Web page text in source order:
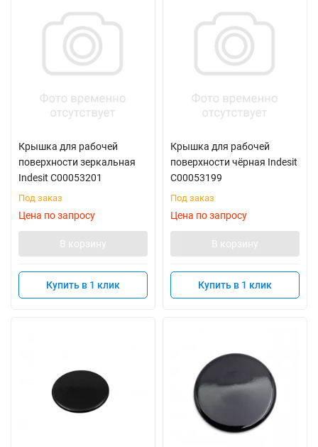
Крышка для рабочей
поверхности зеркальная
Indesit C00053201
Под заказ
Цена по запросу
В корзину
Купить в 1 клик
Крышка для рабочей
поверхности чёрная Indesit
C00053199
Под заказ
Цена по запросу
В корзину
Купить в 1 клик